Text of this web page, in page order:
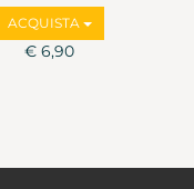
ACQUISTA
€ 6,90